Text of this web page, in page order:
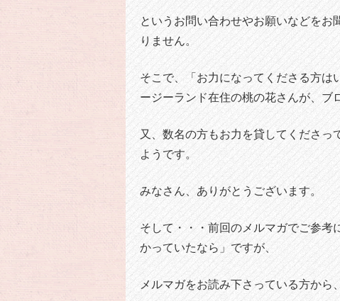
というお問い合わせやお願いなどをお
りません。
そこで、「お力になってくださる方は
ージーランド在住の桃の花さんが、ブ
又、数名の方もお力を貸してくださっ
ようです。
みなさん、ありがとうございます。
そして・・・前回のメルマガでご参考
かっていたなら」ですが、
メルマガをお読み下さっている方から